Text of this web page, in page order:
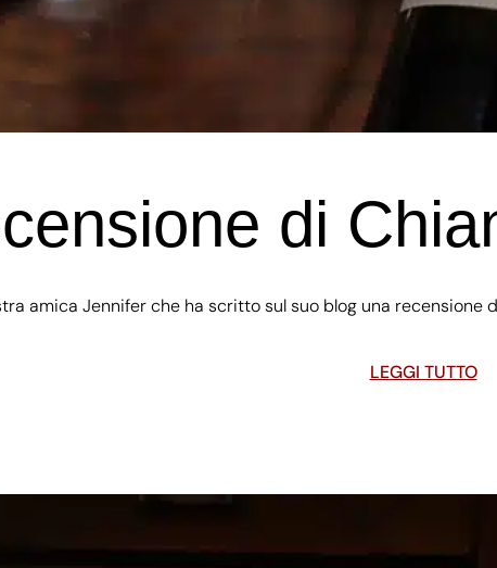
di
amica Jennifer che ha scritto sul suo blog una
LEGGI TUTTO